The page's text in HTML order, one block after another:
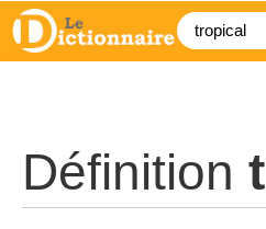
Définition